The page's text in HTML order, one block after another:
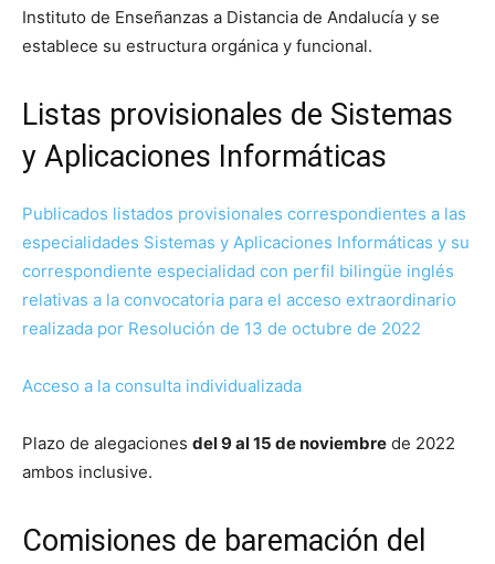
Instituto de Enseñanzas a Distancia de Andalucía y se
establece su estructura orgánica y funcional.
Listas provisionales de Sistemas
y Aplicaciones Informáticas
Publicados listados provisionales correspondientes a las
especialidades Sistemas y Aplicaciones Informáticas y su
correspondiente especialidad con perfil bilingüe inglés
relativas a la convocatoria para el acceso extraordinario
realizada por Resolución de 13 de octubre de 2022
Acceso a la consulta individualizada
Plazo de alegaciones del 9 al 15 de noviembre de 2022
ambos inclusive.
Comisiones de baremación del